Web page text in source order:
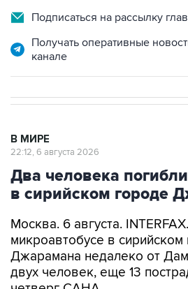
Подписаться на рассылку
Получать оперативные
канале
В МИРЕ
22:12, 6 августа 2026
Два человека
в сирийском городе
Москва. 6 августа.
микроавтобусе в сирийском
Джарамана недалеко от
двух человек, еще 13